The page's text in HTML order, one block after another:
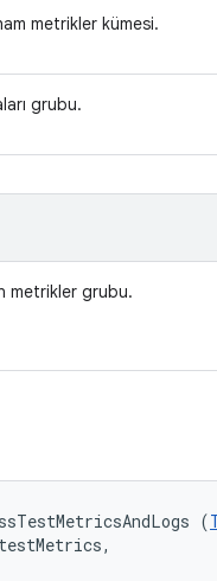
metrikler kümesi.
grubu.
metrikler grubu.
(